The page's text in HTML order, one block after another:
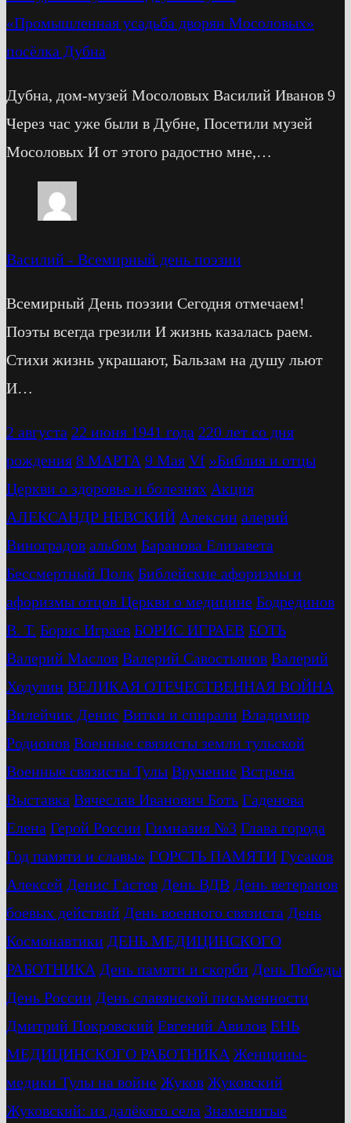
«Промышленная усадьба дворян Мосоловых»
посёлка Дубна
Дубна, дом-музей Мосоловых Василий Иванов 9
Через час уже были в Дубне, Посетили музей
Мосоловых И от этого радостно мне,…
Василий - Всемирный день поэзии
Всемирный День поэзии Сегодня отмечаем!
Поэты всегда грезили И жизнь казалась раем.
Стихи жизнь украшают, Бальзам на душу льют
И…
2 августа 22 июня 1941 года 220 лет со дня
рождения 8 МАРТА 9 Мая Vf »Библия и отцы
Церкви о здоровье и болезнях Акция
АЛЕКСАНДР НЕВСКИЙ Алексин алерий
Виноградов альбом Баранова Елизавета
Бессмертный Полк Библейские афоризмы и
афоризмы отцов Церкви о медицине Бодрединов
В. Т. Бориc Играев БОРИС ИГРАЕВ БОТЬ
Валерий Маслов Валерий Савостьянов Валерий
Ходулин ВЕЛИКАЯ ОТЕЧЕСТВЕННАЯ ВОЙНА
Вилейчик Денис Витки и спирали Владимир
Родионов Военные связисты земли тульской
Военные связисты Тулы Вручение Встреча
Выставка Вячеслав Иванович Боть Гаденова
Елена Герой России Гимназия №3 Глава города
Год памяти и славы» ГОРСТЬ ПАМЯТИ Гусаков
Алексей Денис Гастев День ВДВ День ветеранов
боевых действий День военного связиста День
Космонавтики ДЕНЬ МЕДИЦИНСКОГО
РАБОТНИКА День памяти и скорби День Победы
День России День славянской письменности
Дмитрий Покровский Евгений Авилов ЕНЬ
МЕДИЦИНСКОГО РАБОТНИКА Женщины-
медики Тулы на войне Жуков Жуковский
Жуковский: из далёкого села Знаменитые